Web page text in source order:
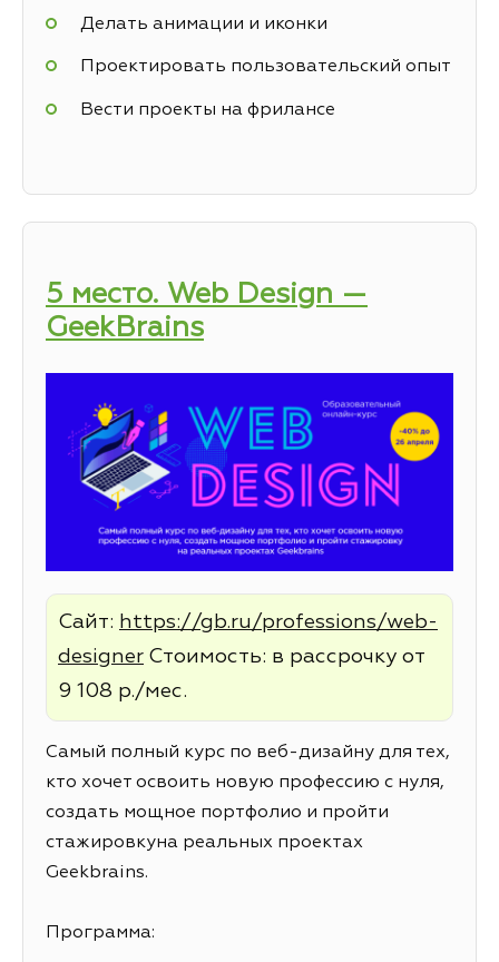
Делать анимации и иконки
Проектировать пользовательский опыт
Вести проекты на фрилансе
5 место. Web Design —
GeekBrains
Сайт: https://gb.ru/professions/web-
designer Стоимость: в рассрочку от
9 108 р./мес.
Самый полный курс по веб-дизайну для тех,
кто хочет освоить новую профессию с нуля,
создать мощное портфолио и пройти
стажировкуна реальных проектах
Geekbrains.
Программа: